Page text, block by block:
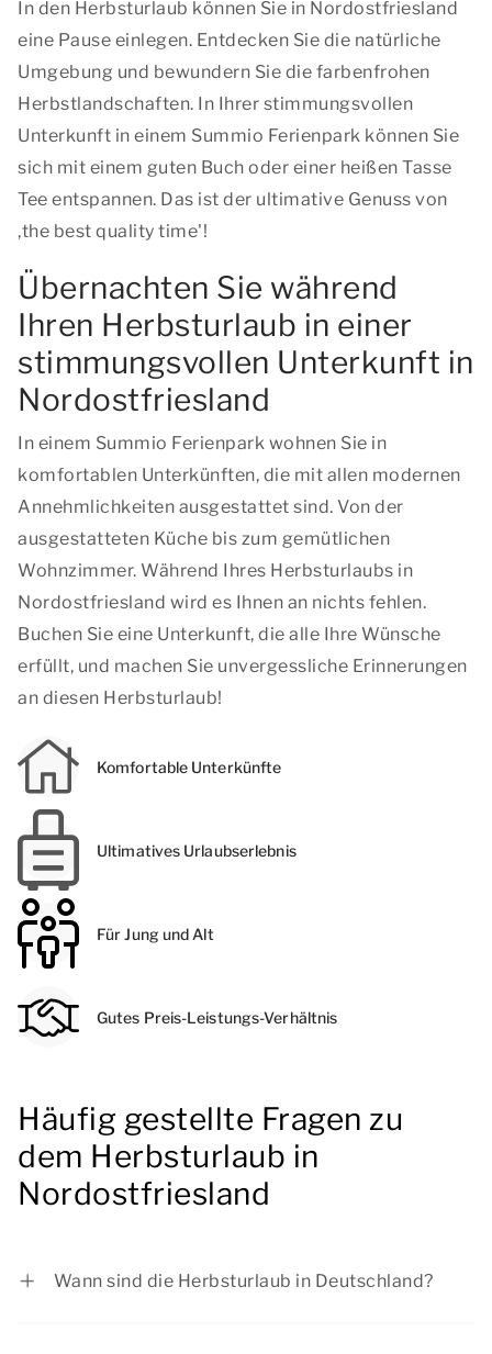
In den Herbsturlaub können Sie in Nordostfriesland
eine Pause einlegen. Entdecken Sie die natürliche
Umgebung und bewundern Sie die farbenfrohen
Herbstlandschaften. In Ihrer stimmungsvollen
Unterkunft in einem Summio Ferienpark können Sie
sich mit einem guten Buch oder einer heißen Tasse
Tee entspannen. Das ist der ultimative Genuss von
,the best quality time'!
Übernachten Sie während
Ihren Herbsturlaub in einer
stimmungsvollen Unterkunft in
Nordostfriesland
In einem Summio Ferienpark wohnen Sie in
komfortablen Unterkünften, die mit allen modernen
Annehmlichkeiten ausgestattet sind. Von der
ausgestatteten Küche bis zum gemütlichen
Wohnzimmer. Während Ihres Herbsturlaubs in
Nordostfriesland wird es Ihnen an nichts fehlen.
Buchen Sie eine Unterkunft, die alle Ihre Wünsche
erfüllt, und machen Sie unvergessliche Erinnerungen
an diesen Herbsturlaub!
Komfortable Unterkünfte
Ultimatives Urlaubserlebnis
Für Jung und Alt
Gutes Preis-Leistungs-Verhältnis
Häufig gestellte Fragen zu
dem Herbsturlaub in
Nordostfriesland
Wann sind die Herbsturlaub in Deutschland?